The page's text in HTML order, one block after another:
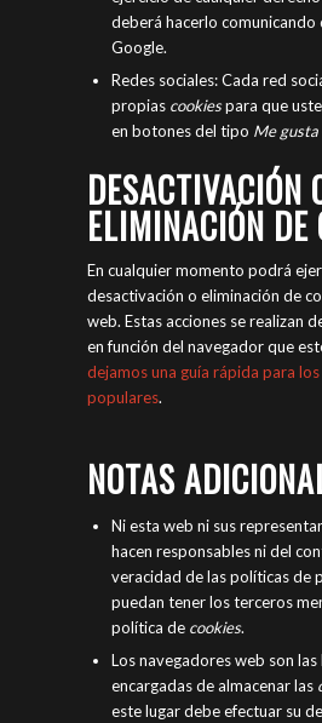
deberá hacerlo comunicando
Google.
Redes sociales: Cada red
propias cookiespara que
en botones del tipo Me gusta
DESACTIVACIÓN
ELIMINACIÓN DE
En cualquier momento podrá
desactivación o eliminación de
web. Estas acciones se realizan
en función del navegador que
dejamos una guía rápida para
populares.
NOTAS
Ni esta web ni sus
hacen responsables ni del
veracidad de las políticas de
puedan tener los terceros
política de cookies.
Los navegadores web son
encargadas de almacenar las
este lugar debe efectuar su